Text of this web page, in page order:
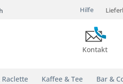
Hilfe
Kontakt
Raclette Kaffee & Tee Bar &